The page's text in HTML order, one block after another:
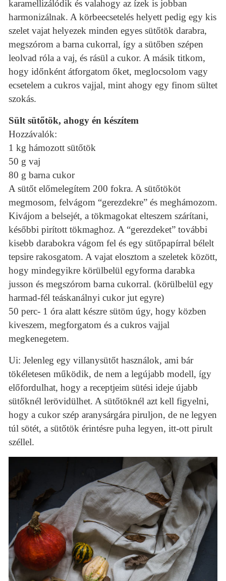
karamellizálódik és valahogy az ízek is jobban
harmonizálnak. A körbeecsetelés helyett pedig egy kis
szelet vajat helyezek minden egyes sütőtök darabra,
megszórom a barna cukorral, így a sütőben szépen
leolvad róla a vaj, és rásül a cukor. A másik titkom,
hogy időnként átforgatom őket, meglocsolom vagy
ecsetelem a cukros vajjal, mint ahogy egy finom sültet
szokás.
Sült sütőtök, ahogy én készítem
Hozzávalók:
1 kg hámozott sütőtök
50 g vaj
80 g barna cukor
A sütőt előmelegítem 200 fokra. A sütőtököt
megmosom, felvágom “gerezdekre” és meghámozom.
Kivájom a belsejét, a tökmagokat elteszem szárítani,
későbbi pirított tökmaghoz. A “gerezdeket” további
kisebb darabokra vágom fel és egy sütőpapírral bélelt
tepsire rakosgatom. A vajat elosztom a szeletek között,
hogy mindegyikre körülbelül egyforma darabka
jusson és megszórom barna cukorral. (körülbelül egy
harmad-fél teáskanálnyi cukor jut egyre)
50 perc- 1 óra alatt készre sütöm úgy, hogy közben
kiveszem, megforgatom és a cukros vajjal
megkenegetem.
Ui: Jelenleg egy villanysütőt használok, ami bár
tökéletesen működik, de nem a legújabb modell, így
előfordulhat, hogy a receptjeim sütési ideje újabb
sütőknél lerövidülhet. A sütőtöknél azt kell figyelni,
hogy a cukor szép aranysárgára piruljon, de ne legyen
túl sötét, a sütőtök érintésre puha legyen, itt-ott pirult
széllel.